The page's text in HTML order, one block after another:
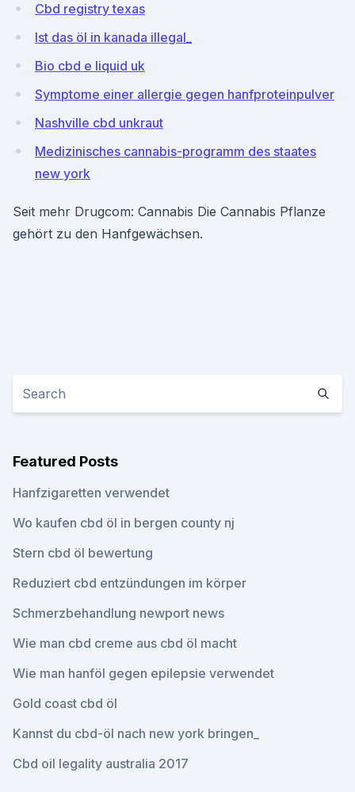
Cbd registry texas
Ist das öl in kanada illegal_
Bio cbd e liquid uk
Symptome einer allergie gegen hanfproteinpulver
Nashville cbd unkraut
Medizinisches cannabis-programm des staates
new york
Seit mehr Drugcom: Cannabis Die Cannabis Pflanze
gehört zu den Hanfgewächsen.
Featured Posts
Hanfzigaretten verwendet
Wo kaufen cbd öl in bergen county nj
Stern cbd öl bewertung
Reduziert cbd entzündungen im körper
Schmerzbehandlung newport news
Wie man cbd creme aus cbd öl macht
Wie man hanföl gegen epilepsie verwendet
Gold coast cbd öl
Kannst du cbd-öl nach new york bringen_
Cbd oil legality australia 2017